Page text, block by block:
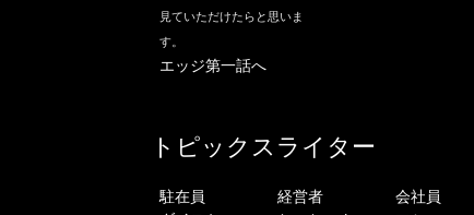
見ていただけたらと思いま
す。
エッジ第一話へ
トピックスライター
駐在員
経営者
会社員